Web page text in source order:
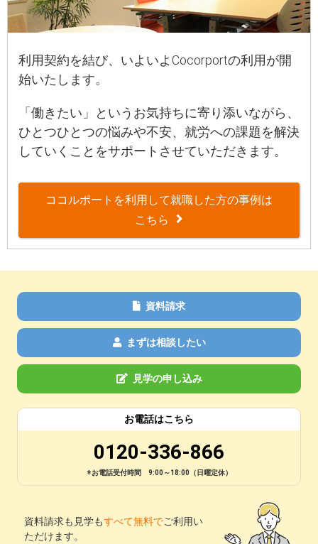
利用契約を結び、いよいよCocorportの利用が開
始いたします。
「働きたい」というお気持ちに寄り添いながら、
ひとつひとつの悩みや不安、就労への課題を解決
していくことをサポートさせていただきます。
ココルポートを利用して就職した方の事例は
こちら
資料請求
まずは相談したい
見学の申し込み
お電話はこちら
0120-336-866
※お電話受付時間 9:00～18:00（日曜定休）
資料請求も見学もすべて無料でご利用い
ただけます。